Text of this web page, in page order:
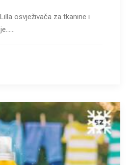
osvježivača za tkanine i